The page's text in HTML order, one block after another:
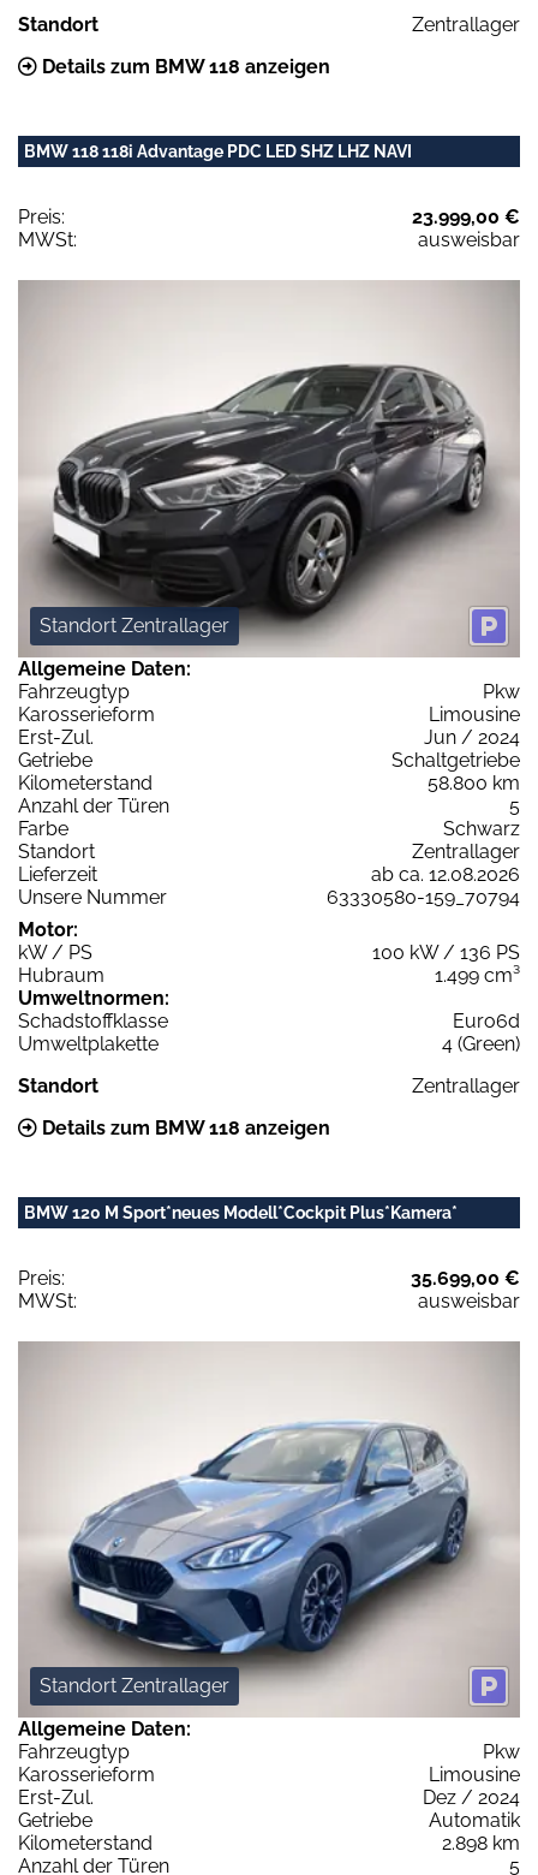
Standort
Zentrallager
Details zum BMW 118 anzeigen
BMW 118 118i Advantage PDC LED SHZ LHZ NAVI
Preis:
23.999,00 €
MWSt:
ausweisbar
Standort Zentrallager
Allgemeine Daten:
Fahrzeugtyp
Pkw
Karosserieform
Limousine
Erst-Zul.
Jun / 2024
Getriebe
Schaltgetriebe
Kilometerstand
58.800 km
Anzahl der Türen
5
Farbe
Schwarz
Standort
Zentrallager
Lieferzeit
ab ca. 12.08.2026
Unsere Nummer
63330580-159_70794
Motor:
kW / PS
100 kW / 136 PS
Hubraum
1.499 cm³
Umweltnormen:
Schadstoffklasse
Euro6d
Umweltplakette
4 (Green)
Standort
Zentrallager
Details zum BMW 118 anzeigen
BMW 120 M Sport*neues Modell*Cockpit Plus*Kamera*
Preis:
35.699,00 €
MWSt:
ausweisbar
Standort Zentrallager
Allgemeine Daten:
Fahrzeugtyp
Pkw
Karosserieform
Limousine
Erst-Zul.
Dez / 2024
Getriebe
Automatik
Kilometerstand
2.898 km
Anzahl der Türen
5